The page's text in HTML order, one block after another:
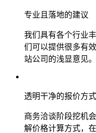
专业且落地的建议
我们具有各个行业
们可以提供很多有
站公司的浅显意见。
透明干净的报价方式
商务洽谈阶段挖机
解价格计算方式，